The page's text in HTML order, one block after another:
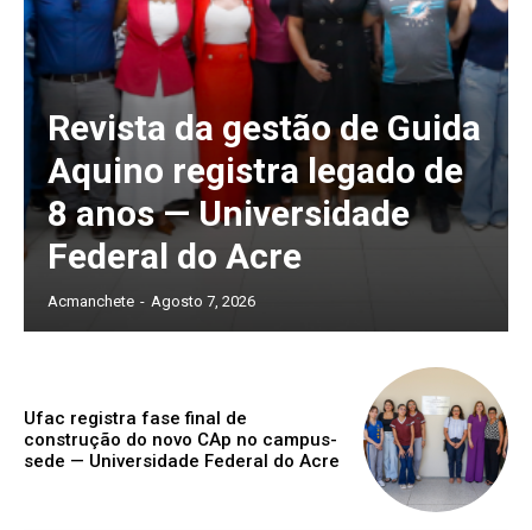
Revista da gestão de Guida
Aquino registra legado de
8 anos — Universidade
Federal do Acre
Acmanchete - Agosto 7, 2026
Ufac registra fase final de
construção do novo CAp no campus-
sede — Universidade Federal do Acre